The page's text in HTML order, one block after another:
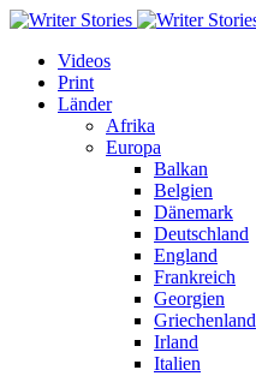
Videos
Print
Länder
Afrika
Europa
Balkan
Belgien
Dänemark
Deutschland
England
Frankreich
Georgien
Griechenland
Irland
Italien